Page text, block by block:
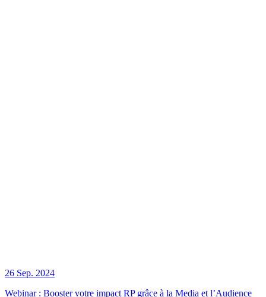
26 Sep. 2024
Webinar : Booster votre impact RP grâce à la Media et l’Audience